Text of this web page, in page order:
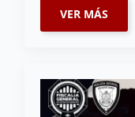
VER MÁS